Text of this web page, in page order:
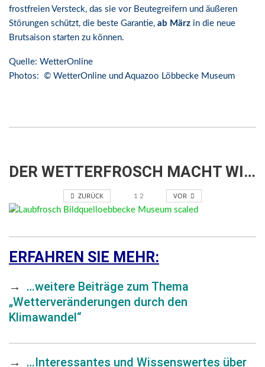
frostfreien Versteck, das sie vor Beutegreifern und äußeren
Störungen schützt, die beste Garantie, ab März in die neue
Brutsaison starten zu können.
Quelle: WetterOnline
Photos: © WetterOnline und Aquazoo Löbbecke Museum
DER WETTERFROSCH MACHT WINTERPAUSE
ZURÜCK 1 2 VOR
ERFAHREN SIE MEHR:
→ …weitere Beiträge zum Thema
„Wetterveränderungen durch den
Klimawandel“
→ …Interessantes und Wissenswertes über